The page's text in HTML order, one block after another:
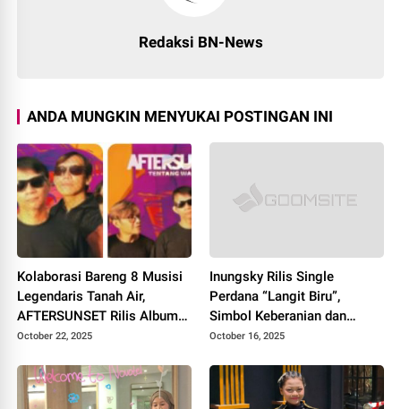
Redaksi BN-News
ANDA MUNGKIN MENYUKAI POSTINGAN INI
Kolaborasi Bareng 8 Musisi
Legendaris Tanah Air,
AFTERSUNSET Rilis Album
“Tentang Wanita”
October 22, 2025
Inungsky Rilis Single
Perdana “Langit Biru”,
Simbol Keberanian dan
Kejujuran Seorang Musisi
October 16, 2025